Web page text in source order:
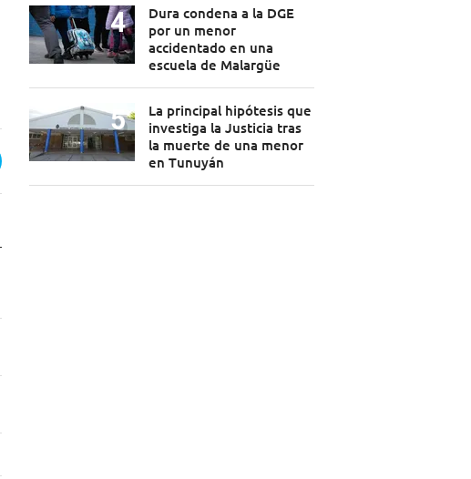
Dura condena a la DGE
por un menor
accidentado en una
escuela de Malargüe
La principal hipótesis que
investiga la Justicia tras
la muerte de una menor
en Tunuyán